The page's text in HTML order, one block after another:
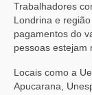
Trabalhadores
Londrina e
pagamentos do
pessoas estejam
Locais como a
Apucarana,